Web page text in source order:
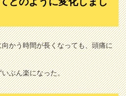
かう時間が長くなっても、頭痛に
ぶん楽になった。